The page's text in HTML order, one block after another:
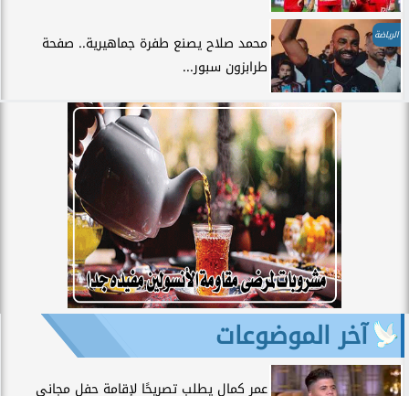
الرياضة
محمد صلاح يصنع طفرة جماهيرية.. صفحة
طرابزون سبور...
آخر الموضوعات
عمر كمال يطلب تصريحًا لإقامة حفل مجاني